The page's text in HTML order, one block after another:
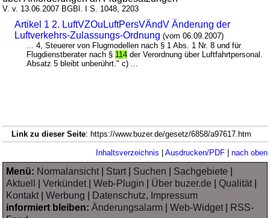
V. v. 13.06.2007 BGBl. I S. 1048, 2203
Artikel 1 2. LuftVZOuLuftPersVÄndV Änderung der
Luftverkehrs-Zulassungs-Ordnung (vom 06.09.2007)
... 4, Steuerer von Flugmodellen nach § 1 Abs. 1 Nr. 8 und für
Flugdienstberater nach § 114 der Verordnung über Luftfahrtpersonal.
Absatz 5 bleibt unberührt." c) ...
Link zu dieser Seite: https://www.buzer.de/gesetz/6858/a97617.htm
Inhaltsverzeichnis | Ausdrucken/PDF| nach oben
Menü: Normalansicht| Start| Suchen Sachgebiete
Aktuell
|Verkündet|Web-Plugin Über buzer.de |Qualität|
Kontakt|Werbung
Datenschutz, Impressum
informiert bleiben: Änderungsalarm |Web-Widget|
RSS-